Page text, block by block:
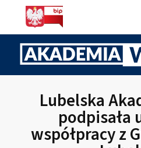
Lubelska
podpisała
współpracy z